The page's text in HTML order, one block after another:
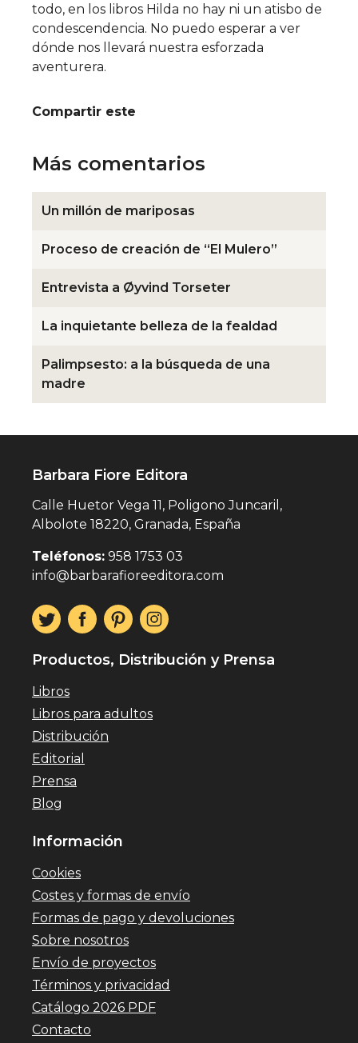
todo, en los libros Hilda no hay ni un atisbo de
condescendencia. No puedo esperar a ver
dónde nos llevará nuestra esforzada
aventurera.
Compartir este
Más comentarios
Un millón de mariposas
Proceso de creación de “El Mulero”
Entrevista a Øyvind Torseter
La inquietante belleza de la fealdad
Palimpsesto: a la búsqueda de una
madre
Barbara Fiore Editora
Calle Huetor Vega 11, Poligono Juncaril,
Albolote 18220, Granada, España
Teléfonos: 958 1753 03
info@barbarafioreeditora.com
Productos, Distribución y Prensa
Libros
Libros para adultos
Distribución
Editorial
Prensa
Blog
Información
Cookies
Costes y formas de envío
Formas de pago y devoluciones
Sobre nosotros
Envío de proyectos
Términos y privacidad
Catálogo 2026 PDF
Contacto